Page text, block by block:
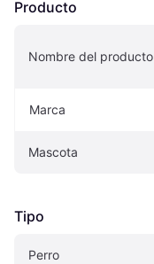
Producto
Nombre del producto
Marca
Mascota
Tipo
Perro